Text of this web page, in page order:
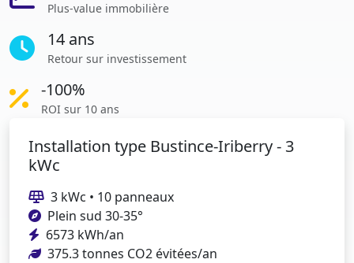
Plus-value immobilière
14 ans
Retour sur investissement
-100%
ROI sur 10 ans
Installation type Bustince-Iriberry - 3
kWc
3 kWc • 10 panneaux
Plein sud 30-35°
6573 kWh/an
375.3 tonnes CO2 évitées/an